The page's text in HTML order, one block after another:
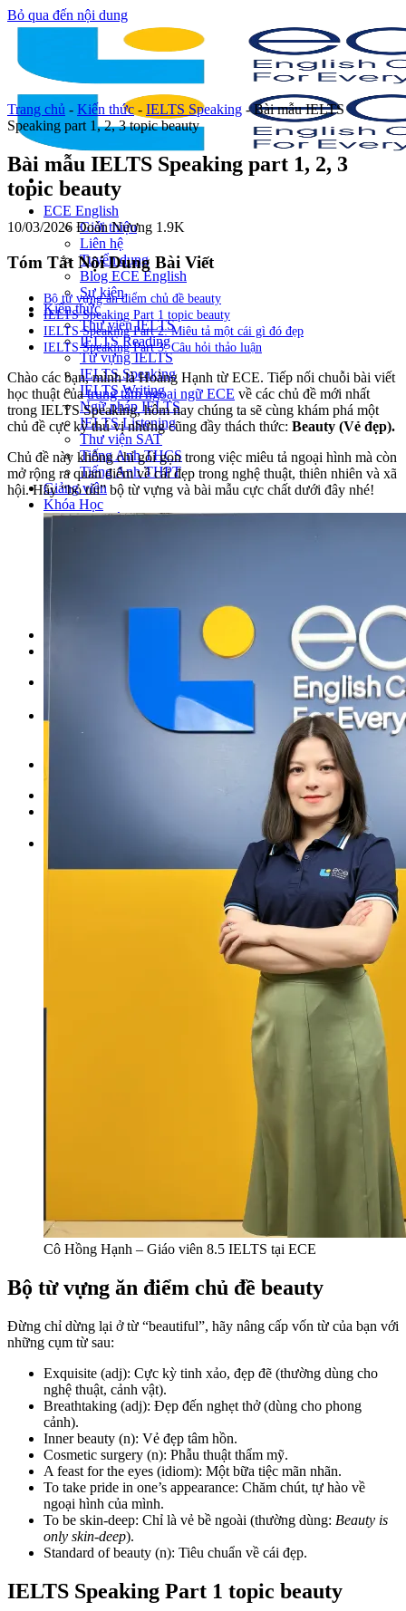
Bỏ qua đến nội dung
ECE English
Giới thiệu
Liên hệ
Tuyển dụng
Blog ECE English
Sự kiện
Kiến thức
Thư viện IELTS
IELTS Reading
Từ vựng IELTS
IELTS Speaking
IELTS Writing
Ngữ pháp IELTS
IELTS Listening
Thư viện SAT
Tiếng Anh THCS
Tiếng Anh THPT
Giảng viên
Khóa Học
KHOÁ HỌC IELTS
KHOÁ HỌC NGỮ PHÁP
LỚP LUYỆN VIẾT HÈ 2026
Tìm kiếm:
Trang chủ - Kiến thức - IELTS Speaking -Bài mẫu IELTS
Speaking part 1, 2, 3 topic beauty
Bài mẫu IELTS Speaking part 1, 2, 3
topic beauty
10/03/2026 Đoàn Nương 1.9K
Tóm Tắt Nội Dung Bài Viết
Bộ từ vựng ăn điểm chủ đề beauty
IELTS Speaking Part 1 topic beauty
IELTS Speaking Part 2: Miêu tả một cái gì đó đẹp
IELTS Speaking Part 3: Câu hỏi thảo luận
Chào các bạn, mình là Hoàng Hạnh từ ECE. Tiếp nối chuỗi bài viết
học thuật củatrung tâm ngoại ngữ ECE về các chủ đề mới nhất
trong IELTS Speaking, hôm nay chúng ta sẽ cùng khám phá một
chủ đề cực kỳ thú vị nhưng cũng đầy thách thức: Beauty (Vẻ đẹp).
Chủ đề này không chỉ gói gọn trong việc miêu tả ngoại hình mà còn
mở rộng ra quan điểm về cái đẹp trong nghệ thuật, thiên nhiên và xã
hội. Hãy “bỏ túi” bộ từ vựng và bài mẫu cực chất dưới đây nhé!
Cô Hồng Hạnh – Giáo viên 8.5 IELTS tại ECE
Bộ từ vựng ăn điểm chủ đề beauty
Đừng chỉ dừng lại ở từ “beautiful”, hãy nâng cấp vốn từ của bạn với
những cụm từ sau:
Exquisite (adj): Cực kỳ tinh xảo, đẹp đẽ (thường dùng cho
nghệ thuật, cảnh vật).
Breathtaking (adj): Đẹp đến nghẹt thở (dùng cho phong
cảnh).
Inner beauty (n): Vẻ đẹp tâm hồn.
Cosmetic surgery (n): Phẫu thuật thẩm mỹ.
A feast for the eyes (idiom): Một bữa tiệc mãn nhãn.
To take pride in one’s appearance: Chăm chút, tự hào về
ngoại hình của mình.
To be skin-deep: Chỉ là vẻ bề ngoài (thường dùng: Beauty is
only skin-deep).
Standard of beauty (n): Tiêu chuẩn về cái đẹp.
IELTS Speaking Part 1 topic beauty